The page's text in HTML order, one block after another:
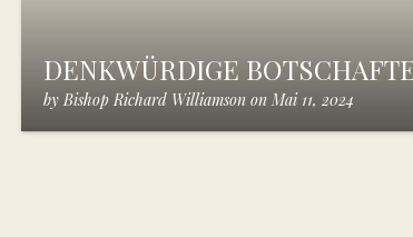
DENKWÜRDIGE
by Bishop Richard Williamson on Mai 11, 2024